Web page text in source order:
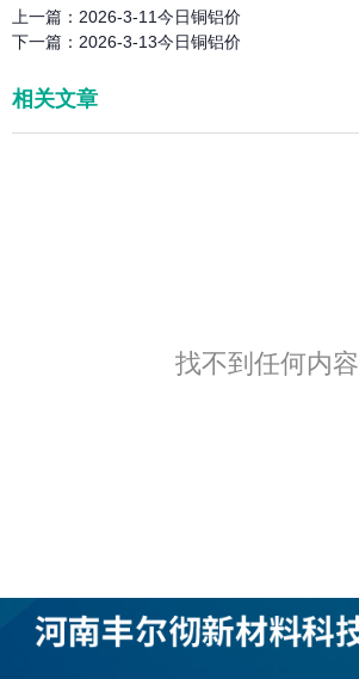
上一篇： 2026-3-11今日铜铝价
下一篇： 2026-3-13今日铜铝价
相关文章
找不到任何内容